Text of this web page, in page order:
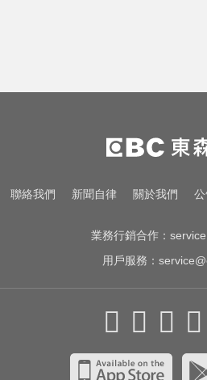
回歸V8手排
一變天膝蓋就發癢？李
月板變形，醫揭保骨與
中職／日本女星松川
聯絡我們 新聞自律 關於我們
業務行銷合作：
用戶服務：